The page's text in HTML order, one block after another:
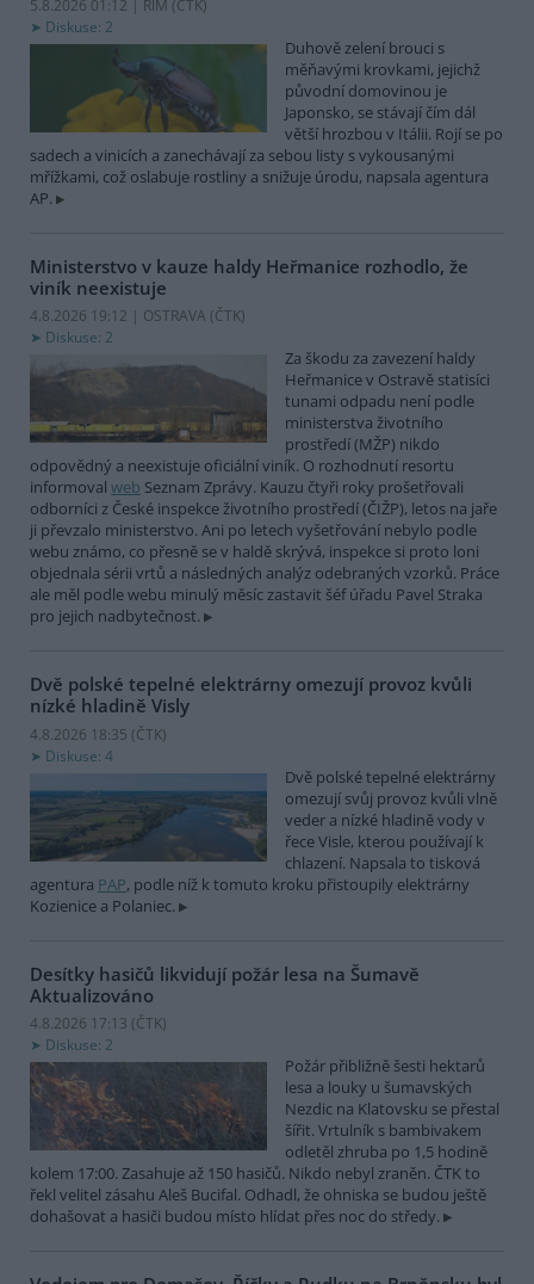
5.8.2026 01:12 | ŘÍM (ČTK)
Diskuse: 2
Duhově zelení brouci s
měňavými krovkami, jejichž
původní domovinou je
Japonsko, se stávají čím dál
větší hrozbou v Itálii. Rojí se po
sadech a vinicích a zanechávají za sebou listy s vykousanými
mřížkami, což oslabuje rostliny a snižuje úrodu, napsala agentura
AP.
Ministerstvo v kauze haldy Heřmanice rozhodlo, že
viník neexistuje
4.8.2026 19:12 | OSTRAVA (ČTK)
Diskuse: 2
Za škodu za zavezení haldy
Heřmanice v Ostravě statisíci
tunami odpadu není podle
ministerstva životního
prostředí (MŽP) nikdo
odpovědný a neexistuje oficiální viník. O rozhodnutí resortu
informoval web Seznam Zprávy. Kauzu čtyři roky prošetřovali
odborníci z České inspekce životního prostředí (ČIŽP), letos na jaře
ji převzalo ministerstvo. Ani po letech vyšetřování nebylo podle
webu známo, co přesně se v haldě skrývá, inspekce si proto loni
objednala sérii vrtů a následných analýz odebraných vzorků. Práce
ale měl podle webu minulý měsíc zastavit šéf úřadu Pavel Straka
pro jejich nadbytečnost.
Dvě polské tepelné elektrárny omezují provoz kvůli
nízké hladině Visly
4.8.2026 18:35 (ČTK)
Diskuse: 4
Dvě polské tepelné elektrárny
omezují svůj provoz kvůli vlně
veder a nízké hladině vody v
řece Visle, kterou používají k
chlazení. Napsala to tisková
agentura PAP, podle níž k tomuto kroku přistoupily elektrárny
Kozienice a Polaniec.
Desítky hasičů likvidují požár lesa na Šumavě
Aktualizováno
4.8.2026 17:13 (ČTK)
Diskuse: 2
Požár přibližně šesti hektarů
lesa a louky u šumavských
Nezdic na Klatovsku se přestal
šířit. Vrtulník s bambivakem
odletěl zhruba po 1,5 hodině
kolem 17:00. Zasahuje až 150 hasičů. Nikdo nebyl zraněn. ČTK to
řekl velitel zásahu Aleš Bucifal. Odhadl, že ohniska se budou ještě
dohašovat a hasiči budou místo hlídat přes noc do středy.